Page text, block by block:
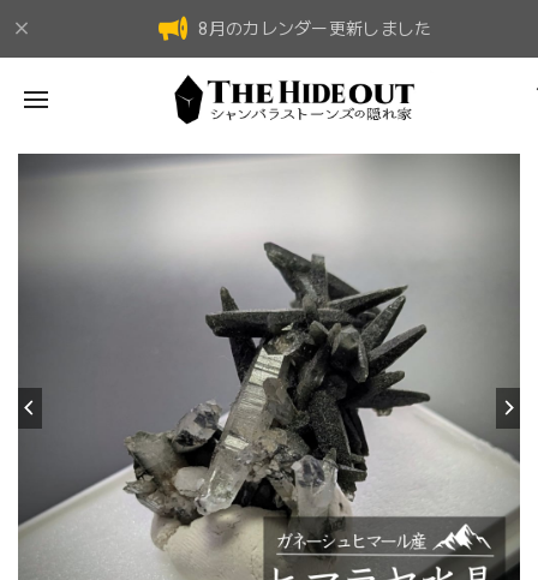
8月のカレンダー更新しました